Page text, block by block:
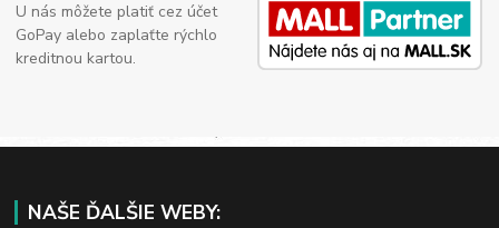
U nás môžete platiť cez účet
GoPay alebo zaplaťte rýchlo
kreditnou kartou.
NAŠE ĎALŠIE WEBY: